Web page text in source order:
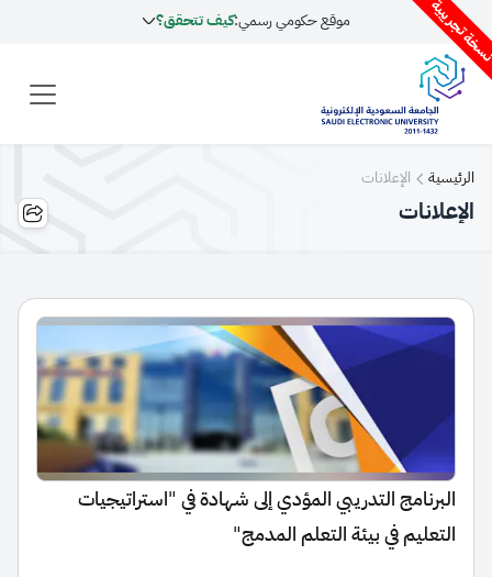
تجريبية موقع حكومي رسمي:كيف تتحقق؟
الرئيسية الإعلانات
الإعلانات
البرنامج التدريبي المؤدي إلى شهادة في "استراتيجيات
التعليم في بيئة التعلم المدمج"